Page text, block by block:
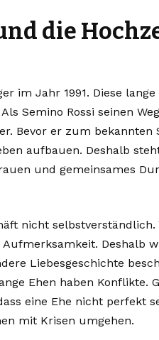
die
im Jahr 1991. Diese lange
Semino Rossi seinen
Bevor er zum bekannten
aufbauen. Deshalb
und gemeinsames
nicht selbstverständlich.
Deshalb
Liebesgeschichte
Ehen haben Konflikte.
eine Ehe nicht perfekt
mit Krisen umgehen.